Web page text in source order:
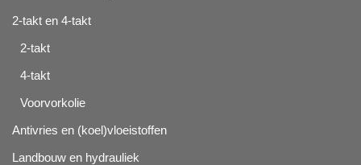
2-takt en 4-takt
2-takt
4-takt
Voorvorkolie
Antivries en (koel)vloeistoffen
Landbouw en hydrauliek